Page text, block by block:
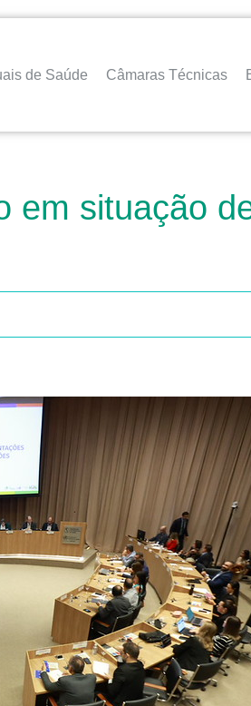
de Saúde Câmaras Técnicas
em situação